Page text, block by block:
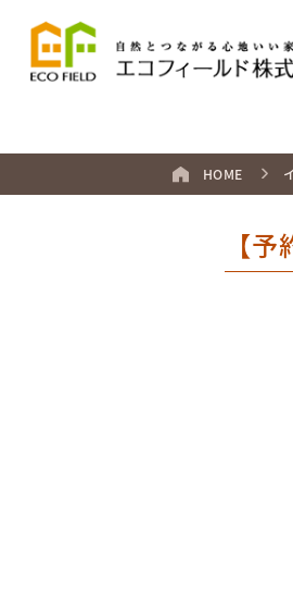
HOME
【